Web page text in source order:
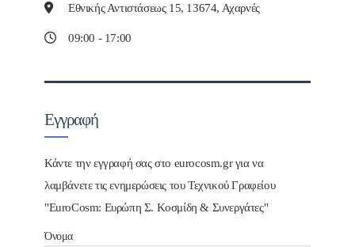
Εθνικής Αντιστάσεως 15, 13674, Αχαρνές
09:00 - 17:00
Εγγραφή
Κάντε την εγγραφή σας στο eurocosm.gr για να
λαμβάνετε τις ενημερώσεις του Τεχνικού Γραφείου
"EuroCosm: Ευρώπη Σ. Κοσμίδη & Συνεργάτες"
Όνομα